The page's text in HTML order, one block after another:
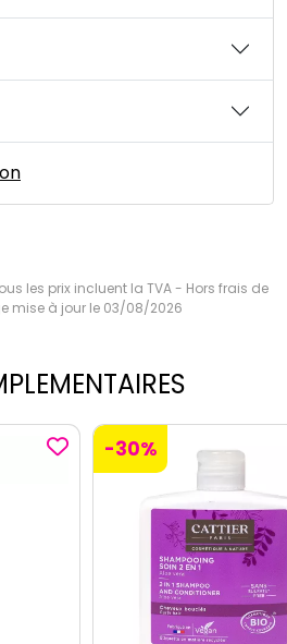
les prix incluent la TVA - Hors frais de
mise à jour le 03/08/2026
-30%